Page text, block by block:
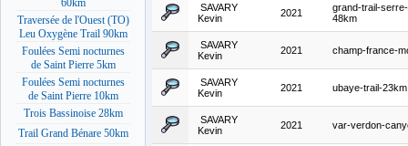
Traversée de l'Ouest (TO)
Leu Oxygène Trail 90km
Foulées Semi nocturnes
de Saint Pierre 5km
Foulées Semi nocturnes
de Saint Pierre 10km
Trois Bassinoise 28km
Trail Grand Bénare 50km
SAVARY
Kevin
2021
grand-trail-
48km
SAVARY
Kevin
2021 champ-france-
SAVARY
Kevin
2021 ubaye-trail-23km
SAVARY
Kevin
2021 var-verdon-